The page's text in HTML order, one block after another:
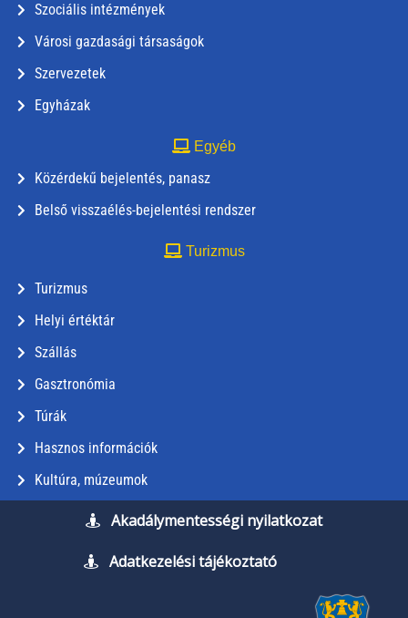
Szociális intézmények
Városi gazdasági társaságok
Szervezetek
Egyházak
Egyéb
Közérdekű bejelentés, panasz
Belső visszaélés-bejelentési rendszer
Turizmus
Turizmus
Helyi értéktár
Szállás
Gasztronómia
Túrák
Hasznos információk
Kultúra, múzeumok
Akadálymentességi nyilatkozat
Adatkezelési tájékoztató